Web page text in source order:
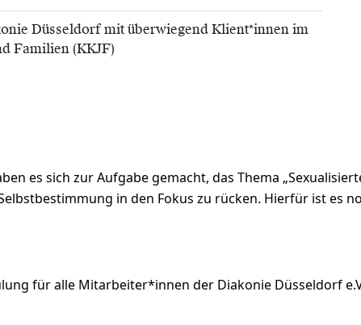
Düsseldorf mit überwiegend Klient*innen im
Familien (KKJF)
es sich zur Aufgabe gemacht, das Thema
in den Fokus zu rücken. Hierfür ist es
für alle Mitarbeiter*innen der Diakonie Düsseldorf